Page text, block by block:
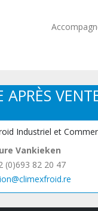
APRÈS
Industriel et
Vankieken
(0)693 82 20 47